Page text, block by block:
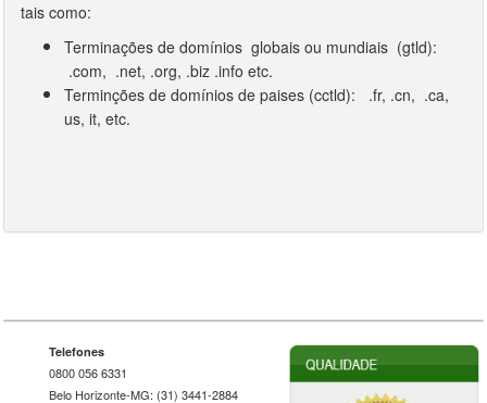
tais como:
Terminações de domínios globais ou mundiais (gtld):
.com, .net, .org, .biz .info etc.
Terminções de domínios de paises (cctld): .fr, .cn, .ca,
us, it, etc.
Telefones
0800 056 6331
Belo Horizonte-MG: (31) 3441-2884